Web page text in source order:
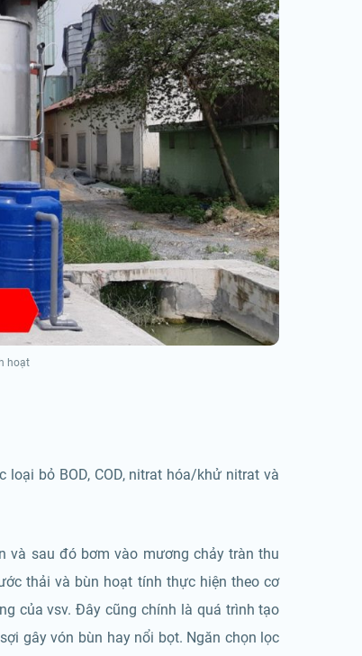
hoạt
loại bỏ BOD, COD, nitrat hóa/khử nitrat và
và sau đó bơm vào mương chảy tràn thu
thải và bùn hoạt tính thực hiện theo cơ
của vsv. Đây cũng chính là quá trình tạo
gây vón bùn hay nổi bọt. Ngăn chọn lọc